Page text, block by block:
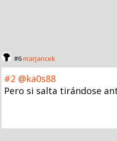
#6marjancek
#2 @ka0s88
Pero si salta tirándose